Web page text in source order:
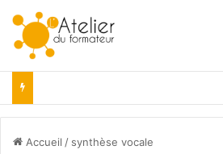
Accueil / synthèse vocale